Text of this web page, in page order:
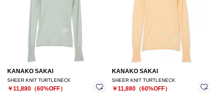
KANAKO SAKAI
SHEER KNIT TURTLENECK
￥11,880（60%OFF）
KANAKO SAKAI
SHEER KNIT TURTLENECK
￥11,880（60%OFF）